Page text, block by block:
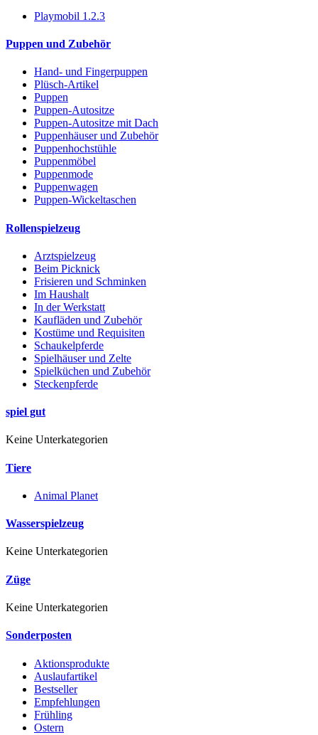
Playmobil 1.2.3
Puppen und Zubehör
Hand- und Fingerpuppen
Plüsch-Artikel
Puppen
Puppen-Autositze
Puppen-Autositze mit Dach
Puppenhäuser und Zubehör
Puppenhochstühle
Puppenmöbel
Puppenmode
Puppenwagen
Puppen-Wickeltaschen
Rollenspielzeug
Arztspielzeug
Beim Picknick
Frisieren und Schminken
Im Haushalt
In der Werkstatt
Kaufläden und Zubehör
Kostüme und Requisiten
Schaukelpferde
Spielhäuser und Zelte
Spielküchen und Zubehör
Steckenpferde
spiel gut
Keine Unterkategorien
Tiere
Animal Planet
Wasserspielzeug
Keine Unterkategorien
Züge
Keine Unterkategorien
Sonderposten
Aktionsprodukte
Auslaufartikel
Bestseller
Empfehlungen
Frühling
Ostern